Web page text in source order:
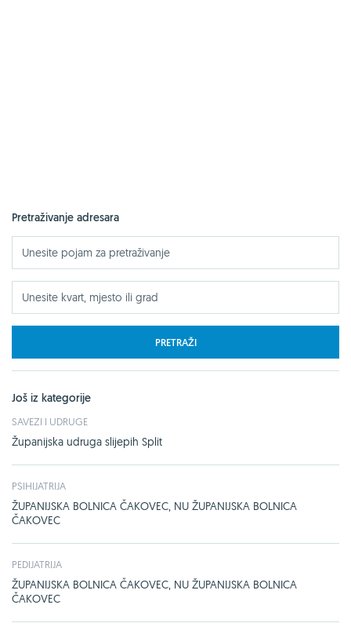
Pretraživanje adresara
PRETRAŽI
Još iz kategorije
SAVEZI I UDRUGE
Županijska udruga slijepih Split
PSIHIJATRIJA
ŽUPANIJSKA BOLNICA ČAKOVEC, NU ŽUPANIJSKA BOLNICA
ČAKOVEC
PEDIJATRIJA
ŽUPANIJSKA BOLNICA ČAKOVEC, NU ŽUPANIJSKA BOLNICA
ČAKOVEC